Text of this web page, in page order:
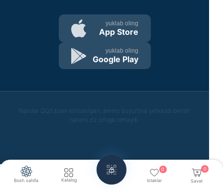
yuklab oling
App Store
yuklab oling
Google Play
Narxlar QQS bilan ko‘rsatilgan, ammo buyurtma yetkazib berish
narxini o‘z ichiga olmaydi.
Bosh sahifa Katalog
0
Istaklar
0
Savat